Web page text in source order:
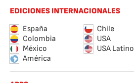
EDICIONES INTERNACIONALES
España
Chile
Colombia
USA
México
USA Latino
América